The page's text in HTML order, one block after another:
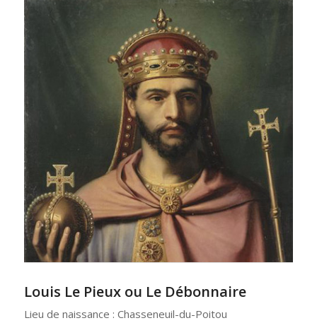
Louis Le Pieux ou Le Débonnaire
Lieu de naissance : Chasseneuil-du-Poitou